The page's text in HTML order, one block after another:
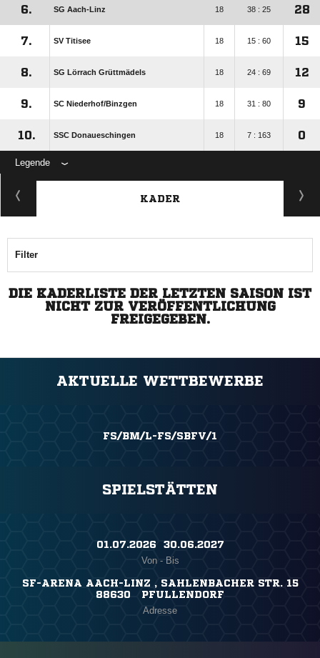
6. SG Aach-Linz 18 38 : 25 28
7. SV Titisee 18 15 : 60 15
8. SG Lörrach Grüttmädels 18 24 : 69 12
9. SC Niederhof/​Binzgen 18 31 : 80 9
10. SSC Donaueschingen 18 7 : 163 0
Legende
KADER
Filter
DIE KADERLISTE DER LETZTEN SAISON IST
NICHT ZUR VERÖFFENTLICHUNG
FREIGEGEBEN.
AKTUELLE WETTBEWERBE
FS/BM/L-FS/SBFV/1
SPIELSTÄTTEN
01.07.2026 ​ 30.06.2027
Von - Bis
SF-ARENA AACH-LINZ , SAHLENBACHER STR. 15
88630 PFULLENDORF
Adresse